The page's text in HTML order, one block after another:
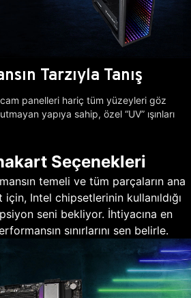
Tarzıyla Tanış
cam panelleri hariç tüm yüzeyleri göz
yapıya sahip, özel “UV” ışınları
Seçenekleri
temeli ve tüm parçaların ana
Intel chipsetlerinin kullanıldığı
seni bekliyor. İhtiyacına en
sınırlarını sen belirle.